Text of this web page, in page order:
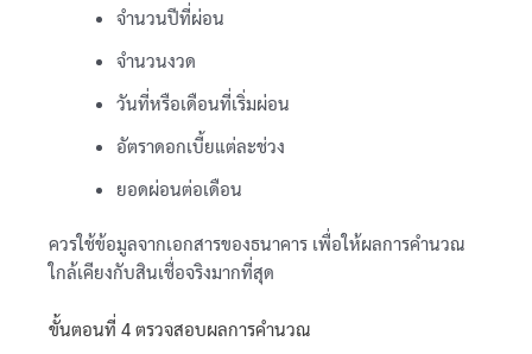
จำนวนปีที่ผ่อน
จำนวนงวด
วันที่หรือเดือนที่เริ่มผ่อน
อัตราดอกเบี้ยแต่ละช่วง
ยอดผ่อนต่อเดือน
ควรใช้ข้อมูลจากเอกสารของธนาคาร เพื่อให้ผลการคำนวณ
ใกล้เคียงกับสินเชื่อจริงมากที่สุด
ขั้นตอนที่ 4 ตรวจสอบผลการคำนวณ